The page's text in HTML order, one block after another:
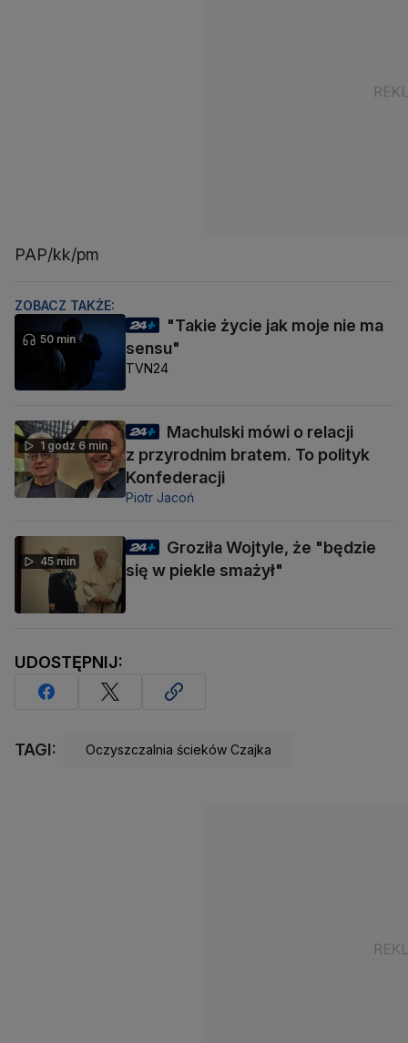
PAP/kk/pm
ZOBACZ TAKŻE:
50 min
"Takie życie jak moje nie ma
sensu"
TVN24
1 godz 6 min
Machulski mówi o relacji
z przyrodnim bratem. To polityk
Konfederacji
Piotr Jacoń
45 min
Groziła Wojtyle, że "będzie
się w piekle smażył"
UDOSTĘPNIJ:
TAGI: Oczyszczalnia ścieków Czajka